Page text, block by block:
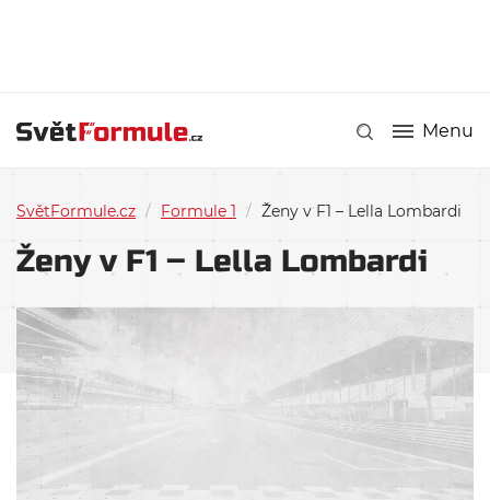
Menu
SvětFormule.cz / Formule 1 / Ženy v F1 – Lella Lombardi
Ženy v F1 – Lella Lombardi